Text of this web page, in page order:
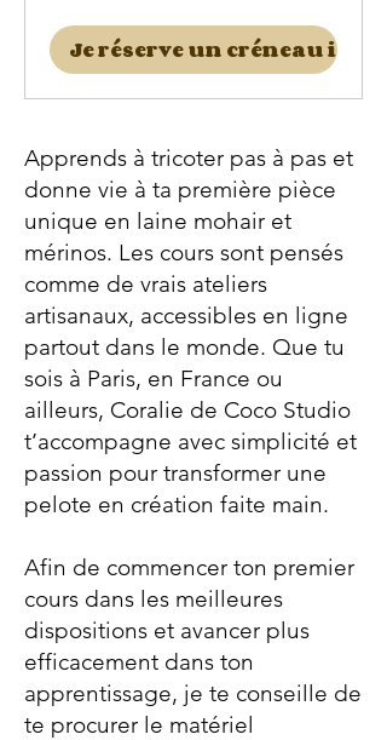
Je réserve un créneau ici
Apprends à tricoter pas à pas et
donne vie à ta première pièce
unique en laine mohair et
mérinos. Les cours sont pensés
comme de vrais ateliers
artisanaux, accessibles en ligne
partout dans le monde. Que tu
sois à Paris, en France ou
ailleurs, Coralie de Coco Studio
t’accompagne avec simplicité et
passion pour transformer une
pelote en création faite main.
Afin de commencer ton premier
cours dans les meilleures
dispositions et avancer plus
efficacement dans ton
apprentissage, je te conseille de
te procurer le matériel